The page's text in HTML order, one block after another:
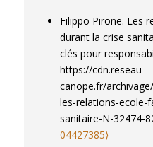
⟨10.1111/
Romain Delès,
L’accompagnement
premier
différenciation dans
Administration &
crise sanitaire :
opportunités, 169,
Filippo Pirone. Les
durant la crise
clés pour
https://cdn.reseau-
canope.fr/
les-relations-ecole-
sanitaire-N-32474-
04427385⟩